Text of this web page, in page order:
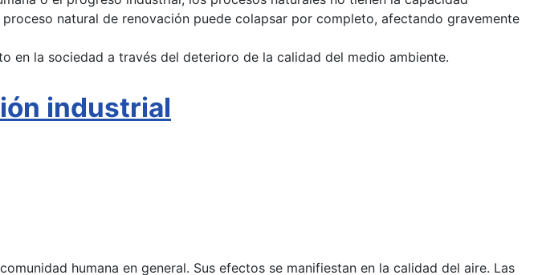
natural de renovación puede colapsar por completo, afectando gravemente
en la sociedad a través del deterioro de la calidad del medio ambiente.
industrial
humana en general. Sus efectos se manifiestan en la calidad del aire. Las